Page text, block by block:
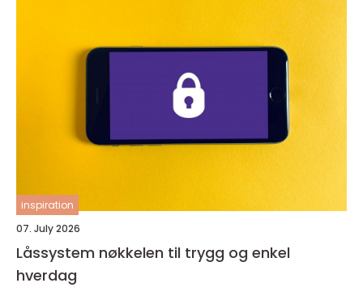
inspiration
07. July 2026
Låssystem nøkkelen til trygg og enkel
hverdag